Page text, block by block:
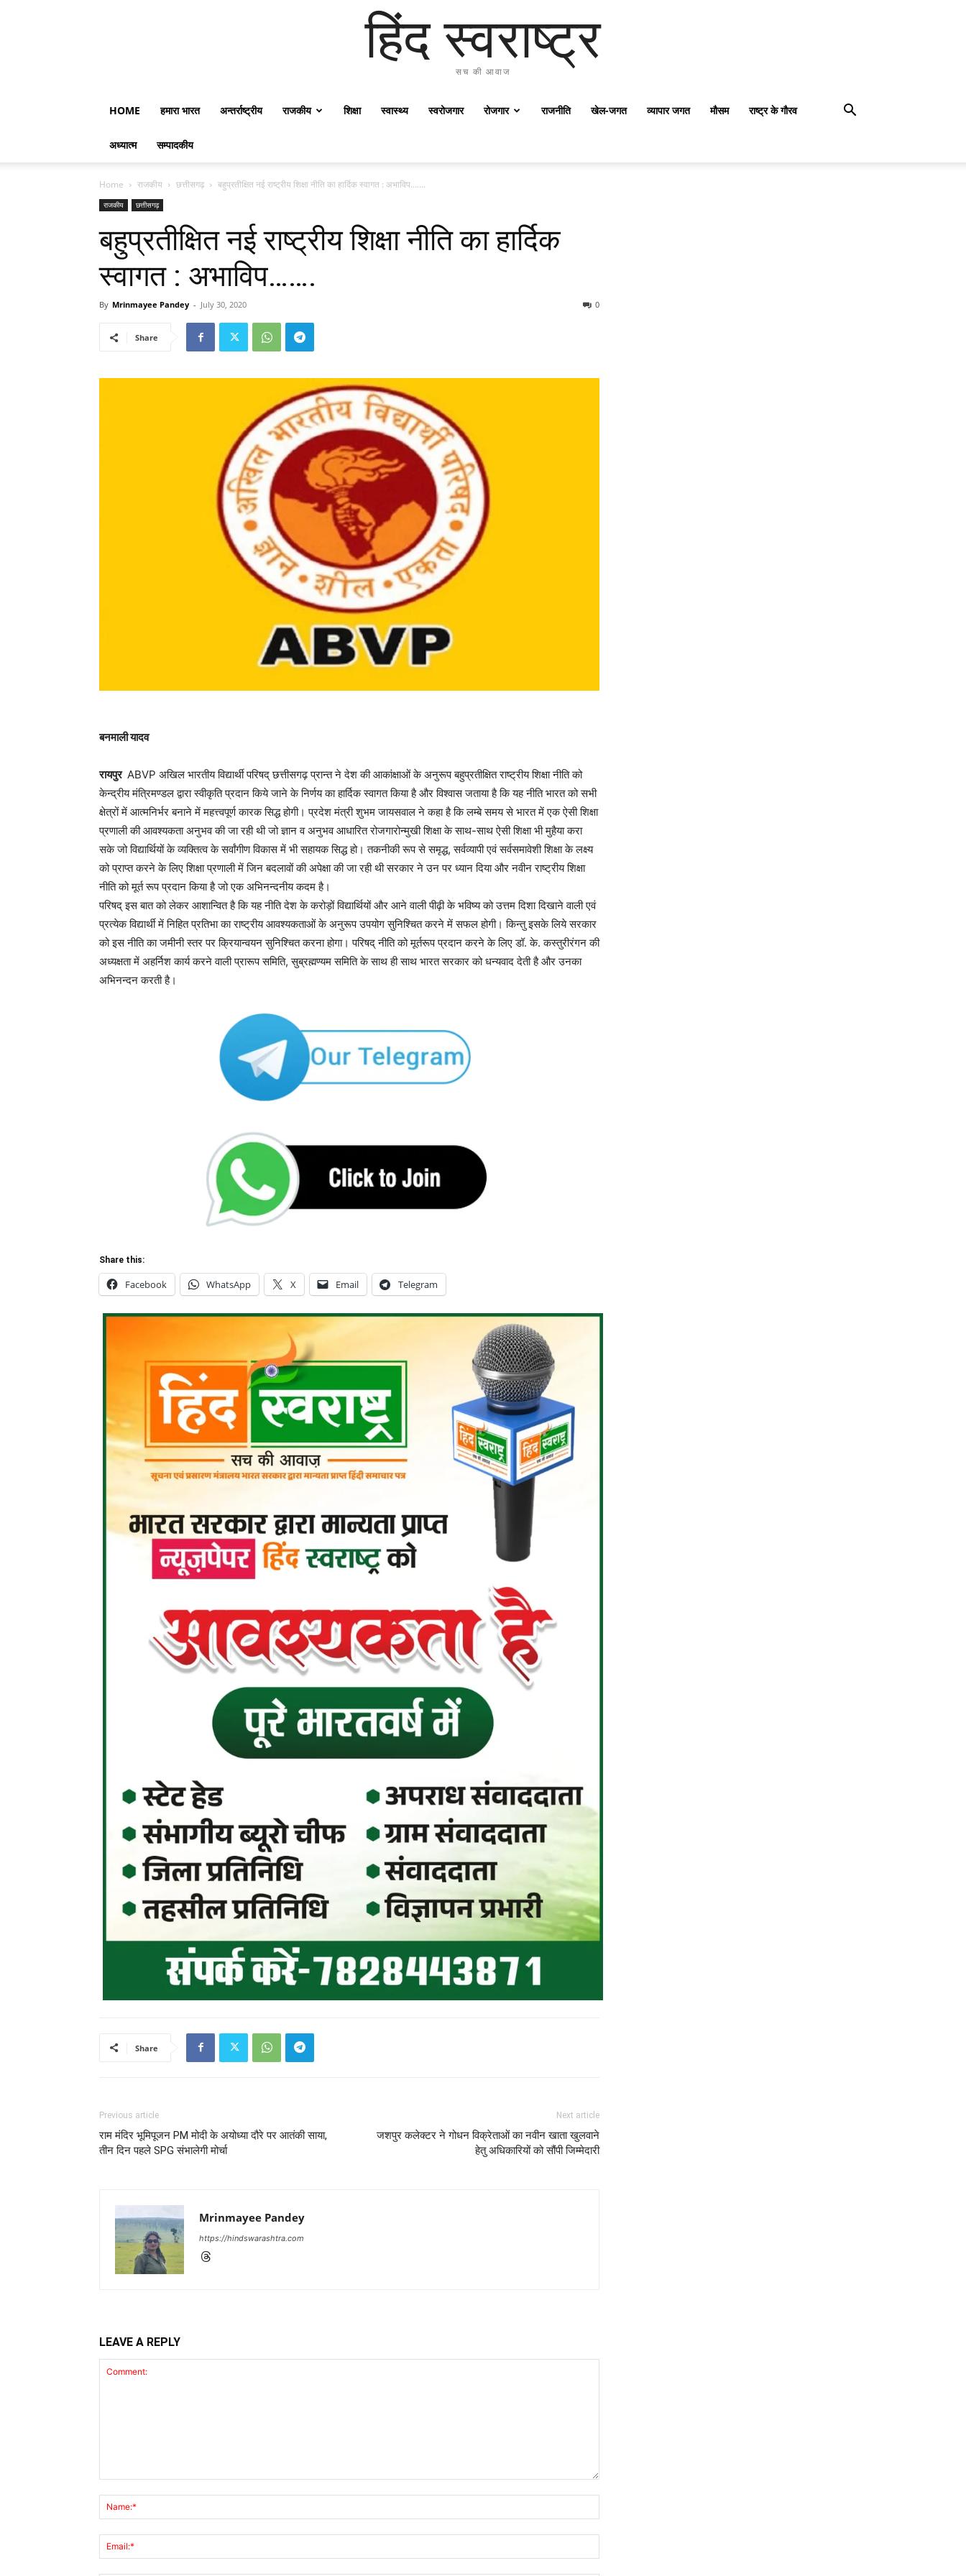
हिंद स्वराष्ट्र
सच की आवाज
HOME हमारा भारत अन्तर्राष्ट्रीय राजकीय शिक्षा स्वास्थ्य स्वरोजगार रोजगार राजनीति खेल-जगत व्यापार जगत मौसम राष्ट्र के गौरव
अध्यात्म सम्पादकीय
Home राजकीय छत्तीसगढ़ बहुप्रतीक्षित नई राष्ट्रीय शिक्षा नीति का हार्दिक स्वागत : अभाविप…….
राजकीय छत्तीसगढ़
बहुप्रतीक्षित नई राष्ट्रीय शिक्षा नीति का हार्दिक
स्वागत : अभाविप…….
By Mrinmayee Pandey - July 30, 2020 0
Share
बनमाली यादव
रायपुर ABVP अखिल भारतीय विद्यार्थी परिषद् छत्तीसगढ़ प्रान्त ने देश की आकांक्षाओं के अनुरूप बहुप्रतीक्षित राष्ट्रीय शिक्षा नीति को
केन्द्रीय मंत्रिमण्डल द्वारा स्वीकृति प्रदान किये जाने के निर्णय का हार्दिक स्वागत किया है और विश्वास जताया है कि यह नीति भारत को सभी
क्षेत्रों में आत्मनिर्भर बनाने में महत्त्वपूर्ण कारक सिद्ध होगी। प्रदेश मंत्री शुभम जायसवाल ने कहा है कि लम्बे समय से भारत में एक ऐसी शिक्षा
प्रणाली की आवश्यकता अनुभव की जा रही थी जो ज्ञान व अनुभव आधारित रोजगारोन्मुखी शिक्षा के साथ-साथ ऐसी शिक्षा भी मुहैया करा
सके जो विद्यार्थियों के व्यक्तित्व के सर्वांगीण विकास में भी सहायक सिद्ध हो। तकनीकी रूप से समृद्ध, सर्वव्यापी एवं सर्वसमावेशी शिक्षा के लक्ष्य
को प्राप्त करने के लिए शिक्षा प्रणाली में जिन बदलावों की अपेक्षा की जा रही थी सरकार ने उन पर ध्यान दिया और नवीन राष्ट्रीय शिक्षा
नीति को मूर्त रूप प्रदान किया है जो एक अभिनन्दनीय कदम है।
परिषद् इस बात को लेकर आशान्वित है कि यह नीति देश के करोड़ों विद्यार्थियों और आने वाली पीढ़ी के भविष्य को उत्तम दिशा दिखाने वाली एवं
प्रत्येक विद्यार्थी में निहित प्रतिभा का राष्ट्रीय आवश्यकताओं के अनुरूप उपयोग सुनिश्चित करने में सफल होगी। किन्तु इसके लिये सरकार
को इस नीति का जमीनी स्तर पर क्रियान्वयन सुनिश्चित करना होगा। परिषद् नीति को मूर्तरूप प्रदान करने के लिए डॉ. के. कस्तुरीरंगन की
अध्यक्षता में अहर्निश कार्य करने वाली प्रारूप समिति, सुब्रह्मण्यम समिति के साथ ही साथ भारत सरकार को धन्यवाद देती है और उनका
अभिनन्दन करती है।
Share this:
Facebook WhatsApp X Email Telegram
Share
Previous article
राम मंदिर भूमिपूजन PM मोदी के अयोध्या दौरे पर आतंकी साया,
तीन दिन पहले SPG संभालेगी मोर्चा
Next article
जशपुर कलेक्टर ने गोधन विक्रेताओं का नवीन खाता खुलवाने
हेतु अधिकारियों को सौंपी जिम्मेदारी
Mrinmayee Pandey
https://hindswarashtra.com
LEAVE A REPLY